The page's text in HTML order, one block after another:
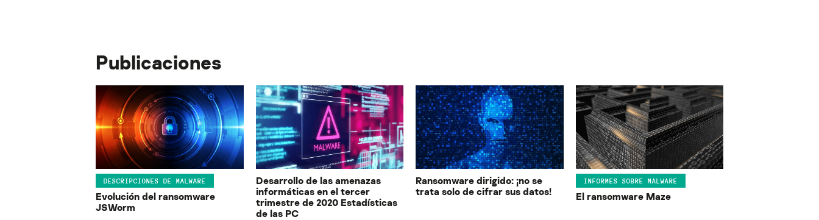
Publicaciones
DESCRIPCIONES DE MALWARE
Evolución del ransomware
JSWorm
Desarrollo de las amenazas
informáticas en el tercer
trimestre de 2020 Estadísticas
de las PC
Ransomware dirigido: ¡no se
trata solo de cifrar sus datos!
INFORMES SOBRE MALWARE
El ransomware Maze